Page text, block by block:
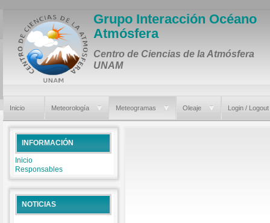
Grupo Interacción Océano
Atmósfera
Centro de Ciencias de la Atmósfera
UNAM
Inicio Meteorología Meteogramas Oleaje Login / Logout
INFORMACIÓN
Inicio
Responsables
NOTICIAS